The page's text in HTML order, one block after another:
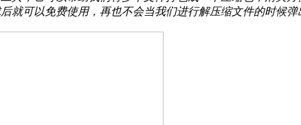
就可以免费使用，再也不会当我们进行解压缩文件的时候弹